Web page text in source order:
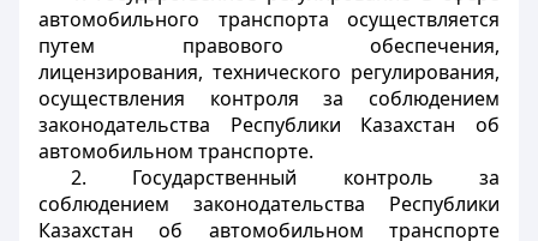
автомобильного транспорта осуществляется
путем правового обеспечения,
лицензирования, технического регулирования,
осуществления контроля за соблюдением
законодательства Республики Казахстан об
автомобильном транспорте.
2. Государственный контроль за
соблюдением законодательства Республики
Казахстан об автомобильном транспорте